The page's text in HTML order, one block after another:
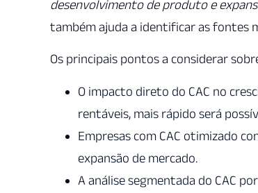
desenvolvimento de produto e
também ajuda a identificar as fontes
Os principais pontos a considerar
O impacto direto do CAC no
rentáveis, mais rápido será
Empresas com CAC otimizado
expansão de mercado.
A análise segmentada do CAC